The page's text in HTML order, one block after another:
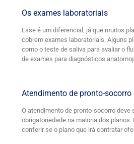
Os exames laboratoriais
Esse é um diferencial, já que muitos
cobrem exames laboratoriais. Alguns
como o teste de saliva para avaliar o
de exames para diagnósticos
Atendimento de pronto-socorro
O atendimento de pronto-socorro deve
obrigatoriedade na maioria dos
conferir se o plano que irá contratar